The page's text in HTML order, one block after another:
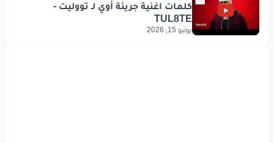
يوليو 15, 2026